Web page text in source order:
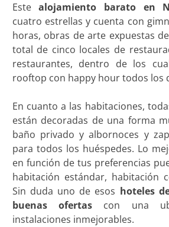
Estealojamiento barato en
cuatro estrellas y cuenta con
horas, obras de arte expuestas
total de cinco locales de
restaurantes, dentro de los
rooftop con happy hour todos los
En cuanto a las habitaciones,
están decoradas de una forma
baño privado y albornoces y
para todos los huéspedes. Lo
en función de tus preferencias
habitación estándar, habitación
Sin duda uno de esos hoteles
buenas ofertas con una
instalaciones inmejorables.